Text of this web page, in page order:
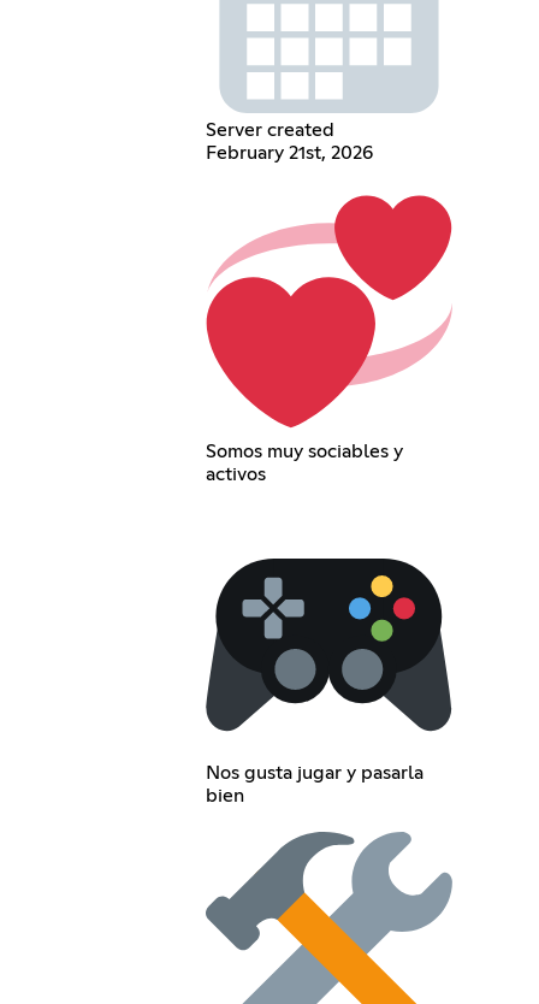
Server created
February 21st, 2026
Somos muy sociables y
activos
Nos gusta jugar y pasarla
bien